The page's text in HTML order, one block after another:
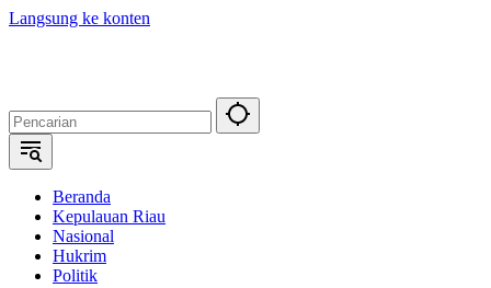
Langsung ke konten
Beranda
Kepulauan Riau
Nasional
Hukrim
Politik